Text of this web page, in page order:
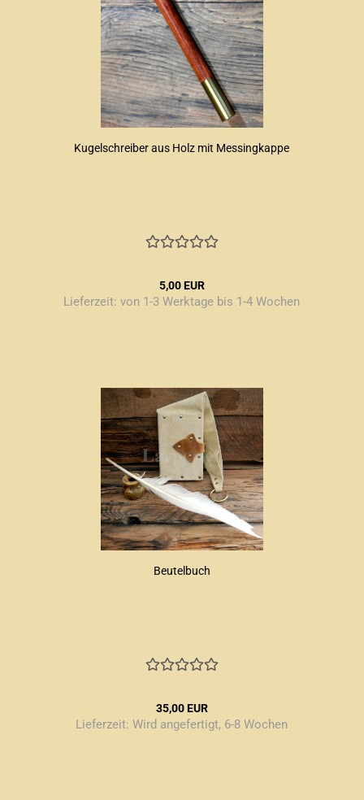
Kugelschreiber aus Holz mit Messingkappe
5,00 EUR
Lieferzeit: von 1-3 Werktage bis 1-4 Wochen
Beutelbuch
35,00 EUR
Lieferzeit: Wird angefertigt, 6-8 Wochen